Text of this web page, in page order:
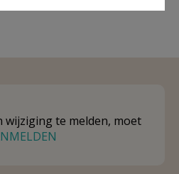
wijziging te melden, moet